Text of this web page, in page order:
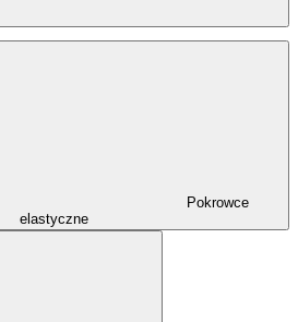
Pokrowce
elastyczne